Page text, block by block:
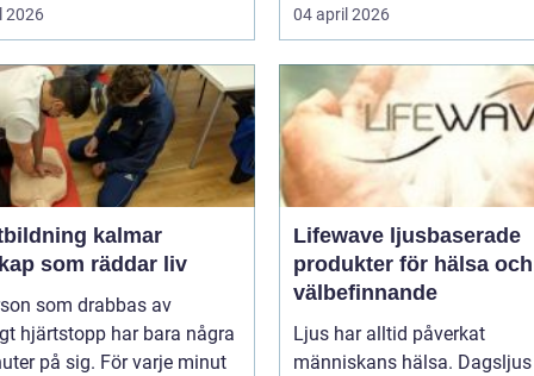
2026 04 april 2026
kalmar
som räddar liv
som drabbas av
hjärtstopp har bara några
på sig. För varje minut
Lifewave ljusbaserade
produkter för hälsa och
välbefinnande
Ljus har alltid påverkat
människans hälsa.